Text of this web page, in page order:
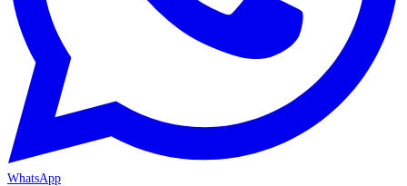
WhatsApp